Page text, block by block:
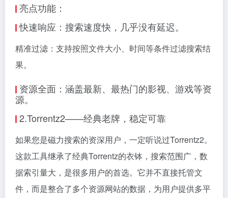
亮点功能：
快速响应：搜索速度快，几乎没有延迟。
精准过滤：支持按照文件大小、时间等条件过滤搜索结
果。
资源全面：涵盖最新、最热门的影视、游戏等资
源。
2.Torrentz2——经典老牌，稳定可靠
如果您是磁力搜索的资深用户，一定听说过Torrentz2。
这款工具继承了经典Torrentz的衣钵，搜索范围广，数
据索引量大，是很多用户的首选。它并不直接托管文
件，而是整合了多个资源网站的数据，为用户提供多平